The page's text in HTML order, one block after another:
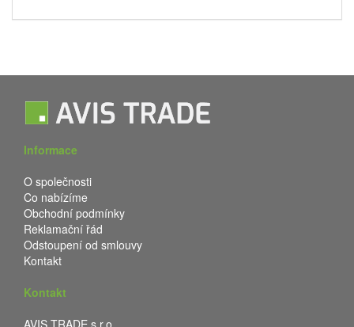
Informace
O společnosti
Co nabízíme
Obchodní podmínky
Reklamační řád
Odstoupení od smlouvy
Kontakt
Kontakt
AVIS TRADE s.r.o.